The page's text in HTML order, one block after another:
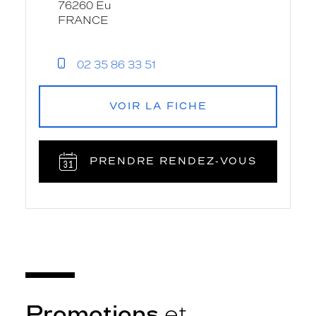
76260 Eu
FRANCE
02 35 86 33 51
VOIR LA FICHE
PRENDRE RENDEZ‑VOUS